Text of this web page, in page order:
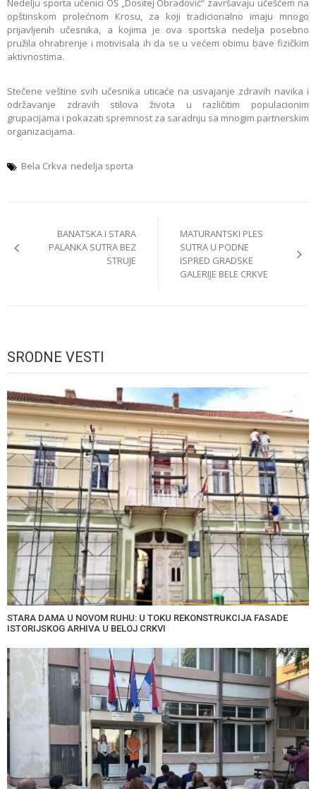
opštinskom prolećnom Кrosu, za koji tradicionalno imaju mnogo
prijavljenih učesnika, a kojima je ova sportska nedelja posebno
pružila ohrabrenje i motivisala ih da se u većem obimu bave fizičkim
aktivnostima.
Stečene veštine svih učesnika uticaće na usvajanje zdravih navika i
održavanje zdravih stilova života u različitim populacionim
grupacijama i pokazati spremnost za saradnju sa mnogim partnerskim
organizacijama.
Bela Crkva nedelja sporta
navigation
BANATSKA I STARA
PALANKA SUTRA BEZ
STRUJE
MATURANTSKI PLES
SUTRA U PODNE
ISPRED GRADSKE
GALERIJE BELE CRKVE
SRODNE VESTI
STARA DAMA U NOVOM RUHU: U TOKU REKONSTRUKCIJA FASADE
ISTORIJSKOG ARHIVA U BELOJ CRKVI